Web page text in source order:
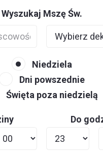
Wyszukaj Mszę Św.
Niedziela
Dni powszednie
Święta poza niedzielą
Do